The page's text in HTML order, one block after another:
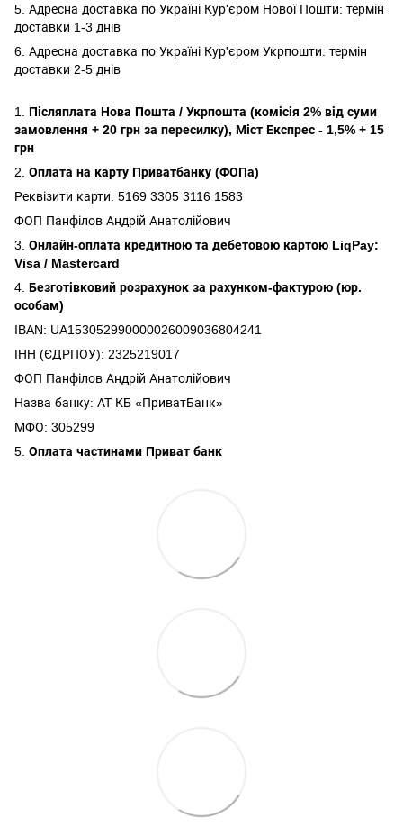
5. Адресна доставка по Україні Кур'єром Нової Пошти: термін
доставки 1-3 днів
6. Адресна доставка по Україні Кур'єром Укрпошти: термін
доставки 2-5 днів
1. Післяплата Нова Пошта / Укрпошта (комісія 2% від суми
замовлення + 20 грн за пересилку), Міст Експрес - 1,5% + 15
грн
2. Оплата на карту Приватбанку (ФОПа)
Реквізити карти: 5169 3305 3116 1583
ФОП Панфілов Андрій Анатолійович
3. Онлайн-оплата кредитною та дебетовою картою LiqPay:
Visa / Mastercard
4. Безготівковий розрахунок за рахунком-фактурою (юр.
особам)
IBAN: UA153052990000026009036804241
ІНН (ЄДРПОУ): 2325219017
ФОП Панфілов Андрій Анатолійович
Назва банку: АТ КБ «ПриватБанк»
МФО: 305299
5. Оплата частинами Приват банк